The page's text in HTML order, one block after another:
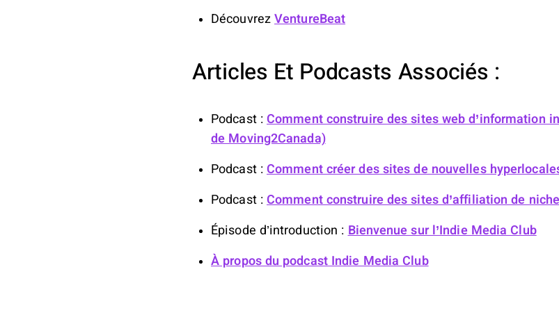
Découvrez VentureBeat
Articles Et Podcasts Associés :
Podcast : Comment construire des sites web d’information
de Moving2Canada)
Podcast : Comment créer des sites de nouvelles
Podcast : Comment construire des sites d’affiliation de
Épisode d’introduction : Bienvenue sur l’Indie Media Club
À propos du podcast Indie Media Club